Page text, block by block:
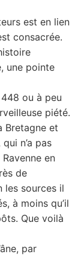
est en lien
consacrée.
une pointe
ou à peu
piété.
Bretagne et
n’a pas
en
de
les sources il
à moins qu’il
Que voilà
par